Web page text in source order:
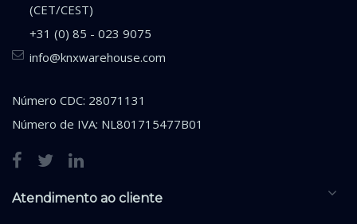
(CET/CEST)
+31 (0) 85 - 023 9075
info@knxwarehouse.com
Número CDC: 28071131
Número de IVA: NL801715477B01
Atendimento ao cliente